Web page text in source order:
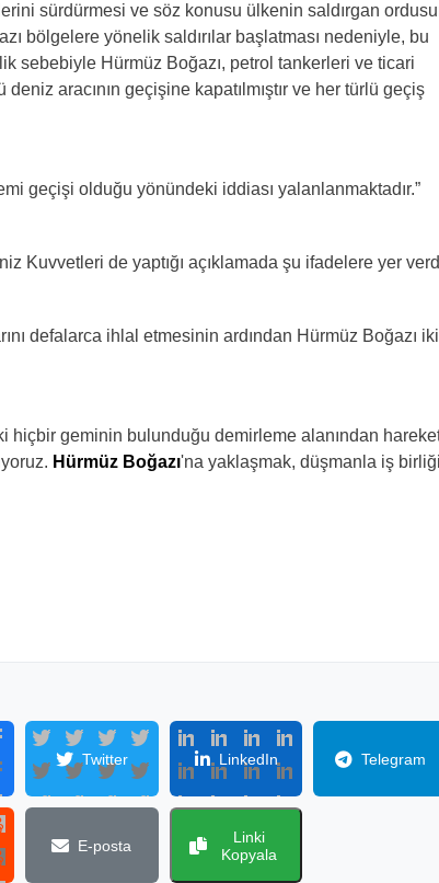
sürdürmesi ve söz konusu ülkenin saldırgan
bölgelere yönelik saldırılar başlatması nedeniyle, bu
sebebiyle Hürmüz Boğazı, petrol tankerleri ve ticari
aracının geçişine kapatılmıştır ve her türlü geçiş
geçişi olduğu yönündeki iddiası yalanlanmaktadır.”
Kuvvetleri de yaptığı açıklamada şu ifadelere yer
defalarca ihlal etmesinin ardından Hürmüz Boğazı
hiçbir geminin bulunduğu demirleme alanından
Hürmüz Boğazı'na yaklaşmak, düşmanla iş birliği
Twitter LinkedIn Telegram
E-posta
Linki
Kopyala